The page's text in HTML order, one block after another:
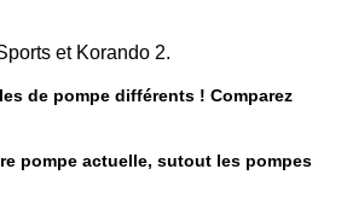
et Korando 2.
de pompe différents ! Comparez
pompe actuelle, sutout les pompes